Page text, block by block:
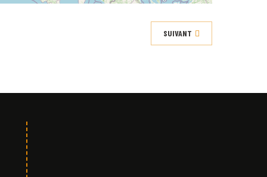
SUIVANT